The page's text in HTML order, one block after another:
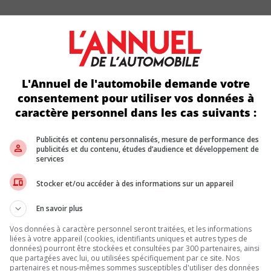
intention d’accéder aux marchés d’Europe (d’abord la
avait fait part de l’arrivée prochaine des VinFast au pays
. Or,
de trois véhicules électriques de sa conception; des
EDAG,Foxconn, Cerence, Siemens, etc.).
patron de la marque. De plus, la compacte VF e34 a fait
commandé une, affirme VinFast.
Le VF e35, un véhicule à 5 places comparable à l’ID.4
Chevrolet Traverse. Au moment d’annoncer ces nouveautés,
en juin 2022.
portes à Burnaby, en Colombie-Britannique. On prépare
va adopter une stratégie de vente directe au
que ses seules installations de Cat Hai. Or, une entente
arborant le V stylisé de la marque. Cette entente donne
de la Spark.
L'Annuel de l'automobile demande votre
consentement pour utiliser vos données à
caractère personnel dans les cas suivants :
Publicités et contenu personnalisés, mesure de performance des
publicités et du contenu, études d’audience et développement de
services
Stocker et/ou accéder à des informations sur un appareil
En savoir plus
Vos données à caractère personnel seront traitées, et les informations
liées à votre appareil (cookies, identifiants uniques et autres types de
données) pourront être stockées et consultées par 300 partenaires, ainsi
que partagées avec lui, ou utilisées spécifiquement par ce site. Nos
partenaires et nous-mêmes sommes susceptibles d'utiliser des données